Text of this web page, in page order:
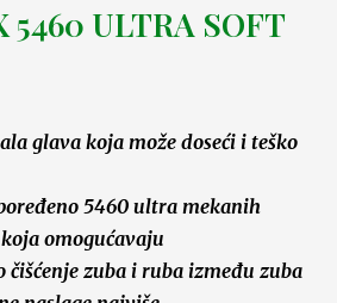
5460 ULTRA SOFT
glava koja može doseći i teško
5460 ultra mekanih
omogućavaju
zuba i ruba između zuba